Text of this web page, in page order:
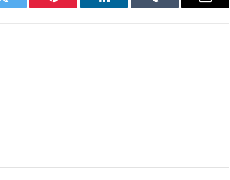
Twitter Pinterest LinkedIn Tumblr Email